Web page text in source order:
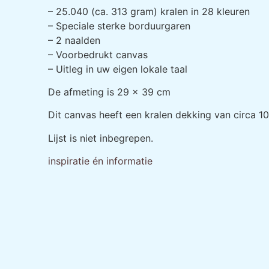
– 25.040 (ca. 313 gram) kralen in 28 kleuren
– Speciale sterke borduurgaren
– 2 naalden
– Voorbedrukt canvas
– Uitleg in uw eigen lokale taal
De afmeting is 29 x 39 cm
Dit canvas heeft een kralen dekking van circa
Lijst is niet inbegrepen.
inspiratie én informatie